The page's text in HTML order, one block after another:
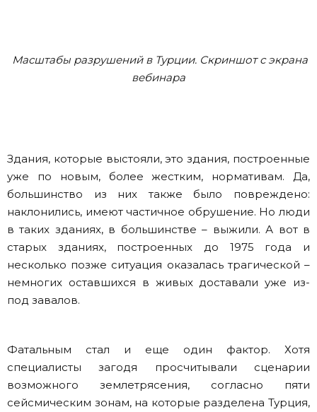
Масштабы разрушений в Турции. Скриншот с экрана
вебинара
Здания, которые выстояли, это здания, построенные
уже по новым, более жестким, нормативам. Да,
большинство из них также было повреждено:
наклонились, имеют частичное обрушение. Но люди
в таких зданиях, в большинстве – выжили. А вот в
старых зданиях, построенных до 1975 года и
несколько позже ситуация оказалась трагической –
немногих оставшихся в живых доставали уже из-
под завалов.
Фатальным стал и еще один фактор. Хотя
специалисты загодя просчитывали сценарии
возможного землетрясения, согласно пяти
сейсмическим зонам, на которые разделена Турция,